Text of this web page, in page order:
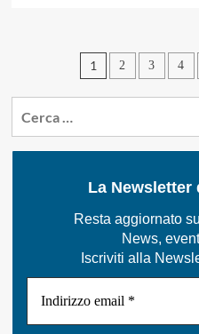
SBK
2011:
provvisoria
Carlos
Checa
sella
Ducati
Racing.
degli
1 2 3 4
La
Resta aggiornato
News,
Iscriviti alla